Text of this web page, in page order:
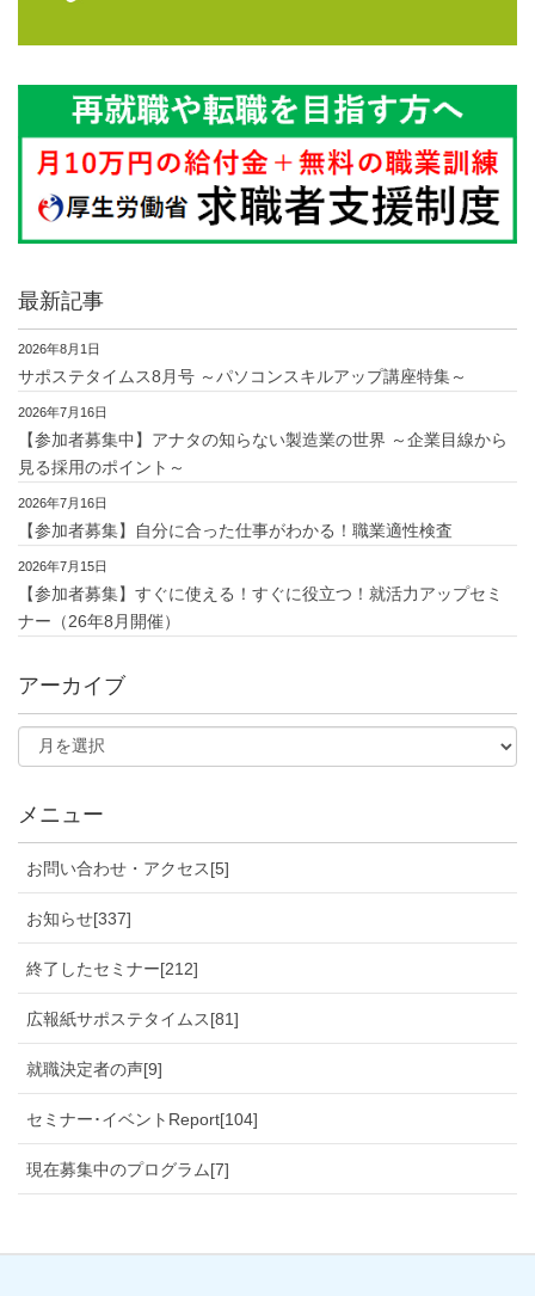
最新記事
2026年8月1日
サポステタイムス8月号 ～パソコンスキルアップ講座特集～
2026年7月16日
【参加者募集中】アナタの知らない製造業の世界 ～企業目線から
見る採用のポイント～
2026年7月16日
【参加者募集】自分に合った仕事がわかる！職業適性検査
2026年7月15日
【参加者募集】すぐに使える！すぐに役立つ！就活力アップセミ
ナー（26年8月開催）
アーカイブ
メニュー
お問い合わせ・アクセス[5]
お知らせ[337]
終了したセミナー[212]
広報紙サポステタイムス[81]
就職決定者の声[9]
セミナー･イベントReport[104]
現在募集中のプログラム[7]